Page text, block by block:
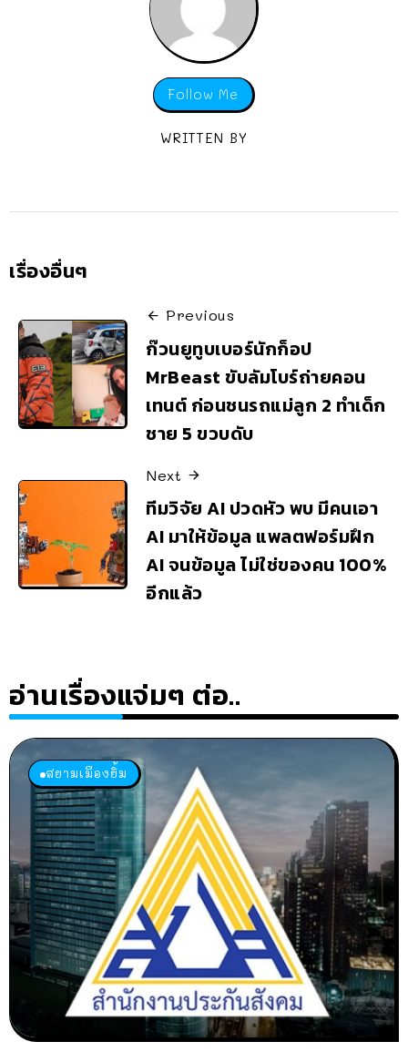
Follow Me
WRITTEN BY
เรื่องอื่นๆ
Previous
ก๊วนยูทูบเบอร์นักก็อป
MrBeast ขับลัมโบร์ถ่ายคอน
เทนต์ ก่อนชนรถแม่ลูก 2 ทำเด็ก
ชาย 5 ขวบดับ
Next
ทีมวิจัย AI ปวดหัว พบ มีคนเอา
AI มาให้ข้อมูล แพลตฟอร์มฝึก
AI จนข้อมูล ไม่ใช่ของคน 100%
อีกแล้ว
อ่านเรื่องแจ่มๆ ต่อ..
สยามเมืองยิ้ม